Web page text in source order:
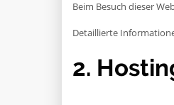
Beim Besuch dieser
Detaillierte
2.